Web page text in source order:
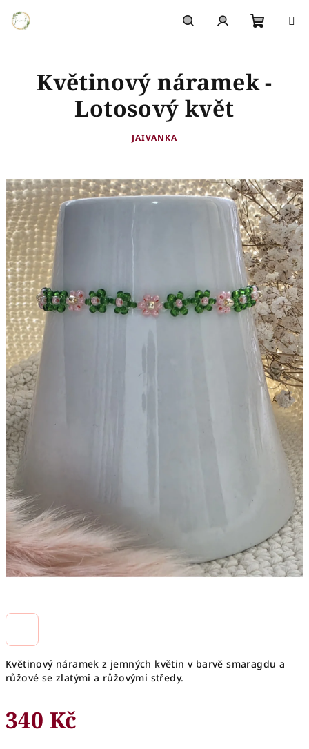
obsah
košík
Květinový náramek z jemných květin v barvě smaragdu a
růžové se zlatými a růžovými středy.
340 Kč
Květinový náramek -
Lotosový květ
JAIVANKA